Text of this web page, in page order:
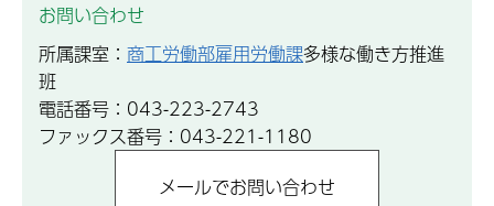
お問い合わせ
所属課室： 商工労働部雇用労働課多様な働き方推進
班
電話番号：043-223-2743
ファックス番号：043-221-1180